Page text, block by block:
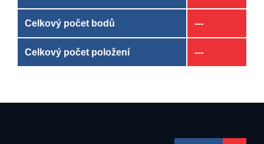
Celkový počet bodů ---
Celkový počet položení ---